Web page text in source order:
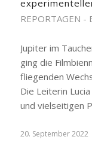
REPORTAGEN -
Jupiter im
ging die
fliegenden
Die Leiterin
und vielseitigen
20. September 2022